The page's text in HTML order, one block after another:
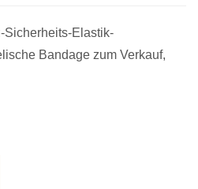
Sicherheits-Elastik-
Bandage zum Verkauf,